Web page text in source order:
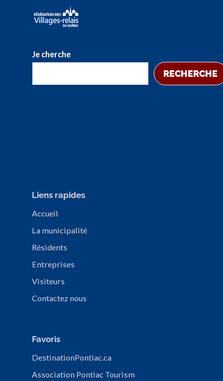
Je cherche
RECHERCHE
Liens rapides
Accueil
La municipalité
Résidents
Entreprises
Visiteurs
Contactez nous
Favoris
DestinationPontiac.ca
Association Pontiac Tourism